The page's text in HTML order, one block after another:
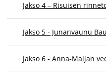
Jakso 4 – Risuisen
Jakso 5 - Junanvaunu
Jakso 6 - Anna-Maijan